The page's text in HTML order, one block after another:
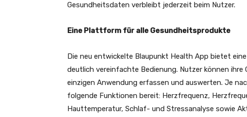
Gesundheitsdaten verbleibt jederzeit beim Nutzer.
Eine Plattform für alle Gesundheitsprodukte
Die neu entwickelte Blaupunkt Health App bietet
deutlich vereinfachte Bedienung. Nutzer können
einzigen Anwendung erfassen und auswerten. Je
folgende Funktionen bereit: Herzfrequenz,
Hauttemperatur, Schlaf- und Stressanalyse sowie